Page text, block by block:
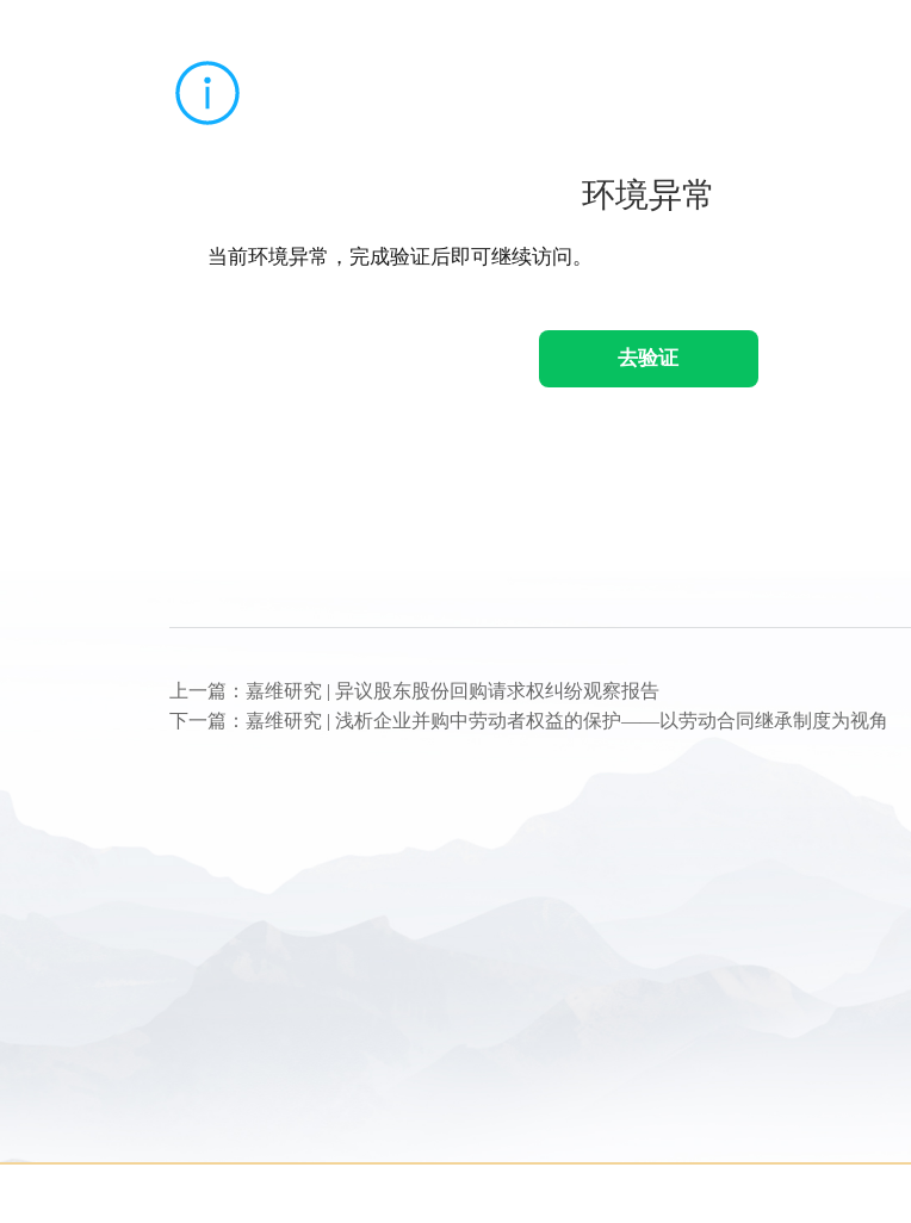
环境异常
当前环境异常，完成验证后即可继续访问。
去验证
上一篇：嘉维研究 | 异议股东股份回购请求权纠纷观察报告
下一篇：嘉维研究 | 浅析企业并购中劳动者权益的保护——以劳动合同继承制度为视角